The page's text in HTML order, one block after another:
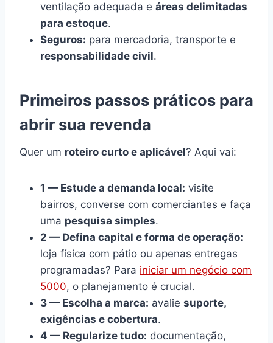
ventilação adequada e áreas delimitadas
para estoque.
Seguros: para mercadoria, transporte e
responsabilidade civil.
Primeiros passos práticos para
abrir sua revenda
Quer um roteiro curto e aplicável? Aqui vai:
1 — Estude a demanda local: visite
bairros, converse com comerciantes e faça
uma pesquisa simples.
2 — Defina capital e forma de operação:
loja física com pátio ou apenas entregas
programadas? Para iniciar um negócio com
5000, o planejamento é crucial.
3 — Escolha a marca: avalie suporte,
exigências e cobertura.
4 — Regularize tudo: documentação,